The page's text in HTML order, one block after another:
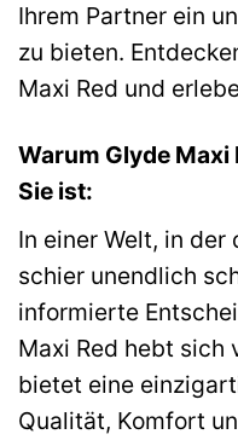
Ihrem Partner ein
zu bieten.
Maxi Red und
Warum Glyde
Sie ist:
In einer Welt, in der
schier unendlich
informierte
Maxi Red hebt sich
bietet eine
Qualität, Komfort